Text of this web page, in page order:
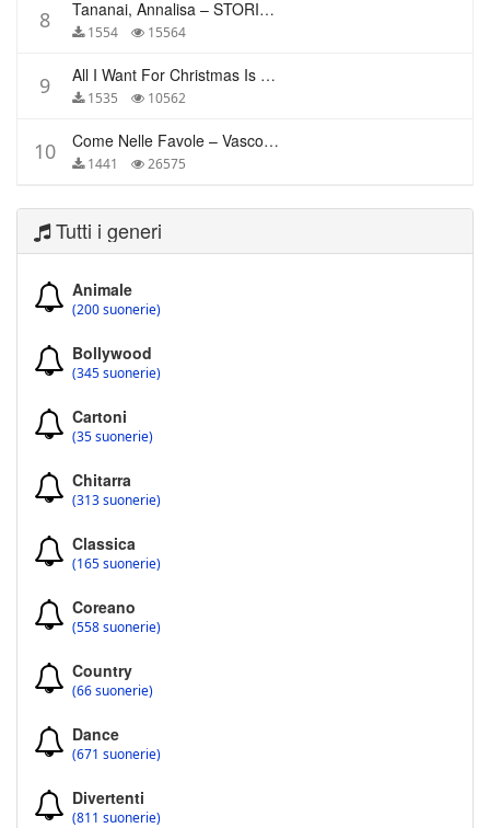
8 Tananai, Annalisa – STORIE BREVI
1554 15564
9 All I Want For Christmas Is You – Mariah Carey
1535 10562
10 Come Nelle Favole – Vasco Rossi
1441 26575
Tutti i generi
Animale
(200 suonerie)
Bollywood
(345 suonerie)
Cartoni
(35 suonerie)
Chitarra
(313 suonerie)
Classica
(165 suonerie)
Coreano
(558 suonerie)
Country
(66 suonerie)
Dance
(671 suonerie)
Divertenti
(811 suonerie)